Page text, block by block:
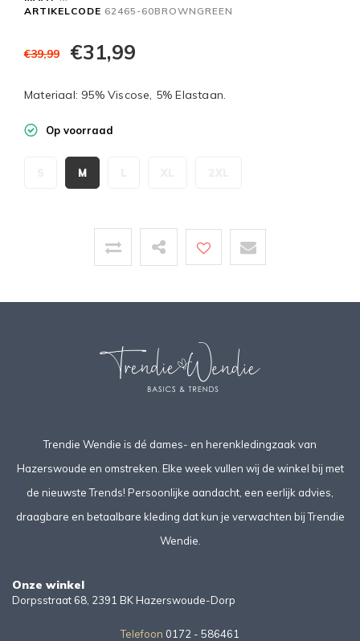
ARTIKELCODE 62465-60BROWNGREEN
€39,99 €31,99
Materiaal: 95% Viscose, 5% Elastaan.
Op voorraad
M
Trendie Wendie is dé dames- en herenkledingzaak van
Hazerswoude en omstreken. Elke week vullen wij de winkel bij met
de nieuwste Trends! Persoonlijke aandacht, een eerlijk advies,
draagbare en betaalbare kleding dat kun je verwachten bij Trendie
Wendie.
Onze winkel
Dorpsstraat 68, 2391 BK Hazerswoude-Dorp
Telefoon 0172 - 586461